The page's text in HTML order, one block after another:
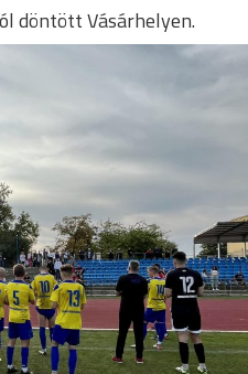
döntött Vásárhelyen.